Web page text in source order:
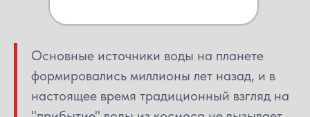
Основные источники воды на планете
формировались миллионы лет назад, и в
настоящее время традиционный взгляд на